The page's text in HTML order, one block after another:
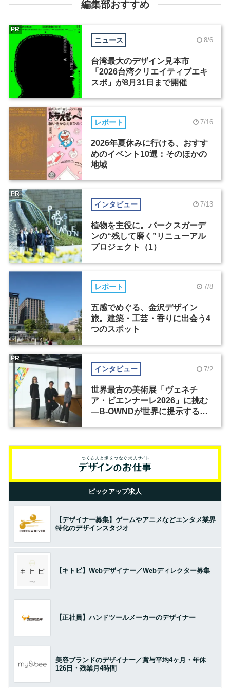
編集部おすすめ
ニュース 8/6
台湾最大のデザイン見本市
「2026台湾クリエイティブエキ
スポ」が8月31日まで開催
PR
レポート 7/16
2026年夏休みに行ける、おすす
めのイベント10選：そのほかの
地域
インタビュー 7/13
植物を主役に。パークスガーデ
ンの“残して磨く”リニューアル
プロジェクト（1）
PR
レポート 7/8
五感でめぐる、金沢デザイン
旅。建築・工芸・香りに出会う4
つのスポット
インタビュー 7/2
世界最古の美術展「ヴェネチ
ア・ビエンナーレ2026」に挑む
―B-OWNDが世界に提示する美
PR
ピックアップ求人
【デザイナー募集】ゲームやアニメなどエンタメ業界
特化のデザインスタジオ
【キトビ】Webデザイナー／Webディレクター募集
【正社員】ハンドツールメーカーのデザイナー
美容ブランドのデザイナー／賞与平均4ヶ月・年休
126日・残業月4時間